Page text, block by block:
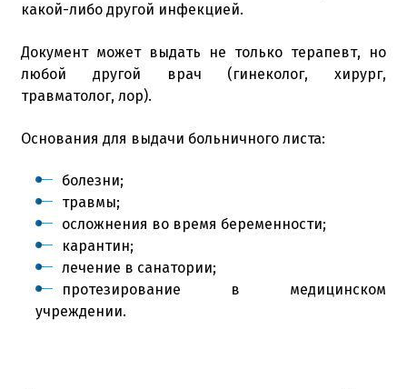
какой-либо другой инфекцией.
Документ может выдать не только терапевт, но
любой другой врач (гинеколог, хирург,
травматолог, лор).
Основания для выдачи больничного листа:
болезни;
травмы;
осложнения во время беременности;
карантин;
лечение в санатории;
протезирование в медицинском
учреждении.